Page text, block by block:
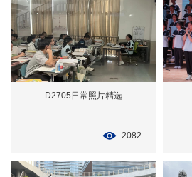
D2705日常照片精选
2082